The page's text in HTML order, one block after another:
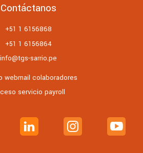
Contáctanos
+51 1 6156868
+51 1 6156864
info@tgs-sarrio.pe
webmail colaboradores
servicio payroll